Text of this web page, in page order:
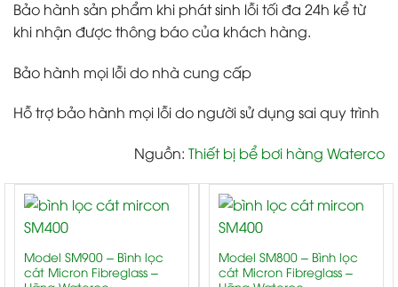
Bảo hành sản phẩm khi phát sinh lỗi tối đa 24h kể từ
khi nhận được thông báo của khách hàng.
Bảo hành mọi lỗi do nhà cung cấp
Hỗ trợ bảo hành mọi lỗi do người sử dụng sai quy trình
Nguồn: Thiết bị bể bơi hàng Waterco
Model SM900 – Bình lọc
cát Micron Fibreglass –
Model SM800 – Bình lọc
cát Micron Fibreglass –